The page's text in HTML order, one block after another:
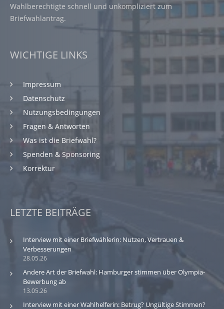
Wahlberechtigte schnell und unkompliziert zum
Briefwahlantrag.
WICHTIGE LINKS
Impressum
Datenschutz
Nutzungsbedingungen
Fragen & Antworten
Was ist die Briefwahl?
Spenden & Sponsoring
Korrektur
LETZTE BEITRÄGE
28.05.26
Interview mit einer Briefwählerin: Nutzen, Vertrauen &
Verbesserungen
13.05.26
Andere Art der Briefwahl: Hamburger stimmen über Olympia-
Bewerbung ab
Interview mit einer Wahlhelferin: Betrug? Ungültige Stimmen?